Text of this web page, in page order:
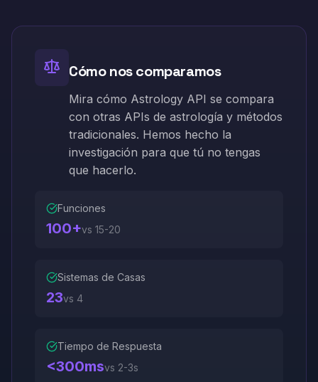
Cómo nos comparamos
Mira cómo Astrology API se compara
con otras APIs de astrología y métodos
tradicionales. Hemos hecho la
investigación para que tú no tengas
que hacerlo.
Funciones
100+vs 15-20
Sistemas de Casas
23vs 4
Tiempo de Respuesta
<300msvs 2-3s